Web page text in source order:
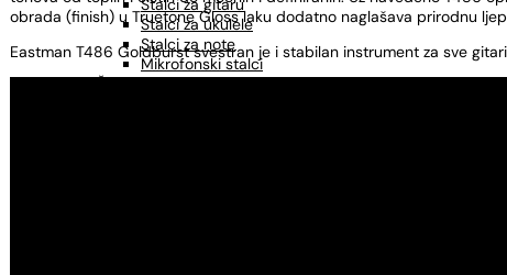
Stalci za gitaru
Stalci za ukulele
Stalci za note
Mikrofonski stalci
Štimeri
obrada (finish) u Truetone Gloss laku dodatno naglašava prirodnu
Eastman T486 Goldburst svestran je i stabilan instrument za sve